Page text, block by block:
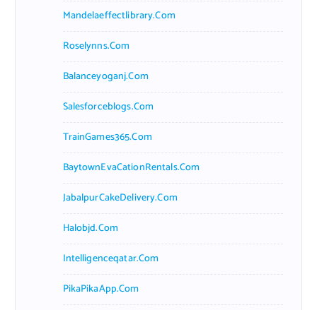
Mandelaeffectlibrary.com
Roselynns.com
Balanceyoganj.com
Salesforceblogs.com
TrainGames365.com
BaytownEvaCationRentals.com
JabalpurCakeDelivery.com
Halobjd.com
Intelligenceqatar.com
PikaPikaApp.com